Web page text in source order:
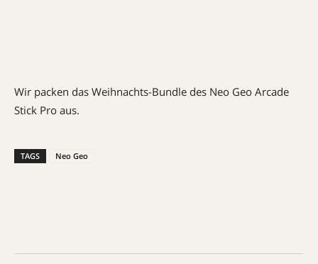
Wir packen das Weihnachts-Bundle des Neo Geo Arcade
Stick Pro aus.
TAGS Neo Geo